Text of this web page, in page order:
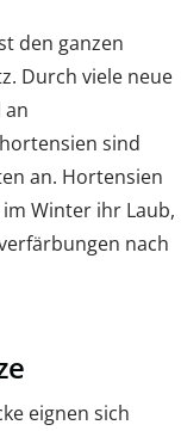
den ganzen
Durch viele neue
an
sind
an. Hortensien
Winter ihr Laub,
nach
eignen sich